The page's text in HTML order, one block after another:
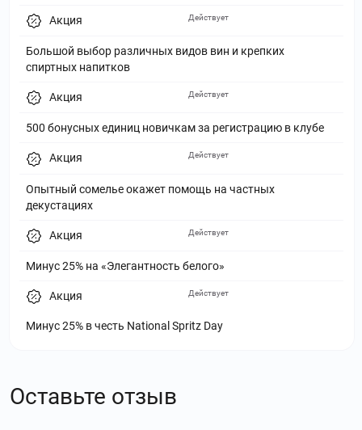
Акция
Большой выбор различных видов вин и крепких
спиртных напитков
Действует
Акция
500 бонусных единиц новичкам за регистрацию в клубе
Действует
Акция
Опытный сомелье окажет помощь на частных
декустациях
Действует
Акция
Минус 25% на «Элегантность белого»
Действует
Акция
Минус 25% в честь National Spritz Day
Действует
Оставьте отзыв